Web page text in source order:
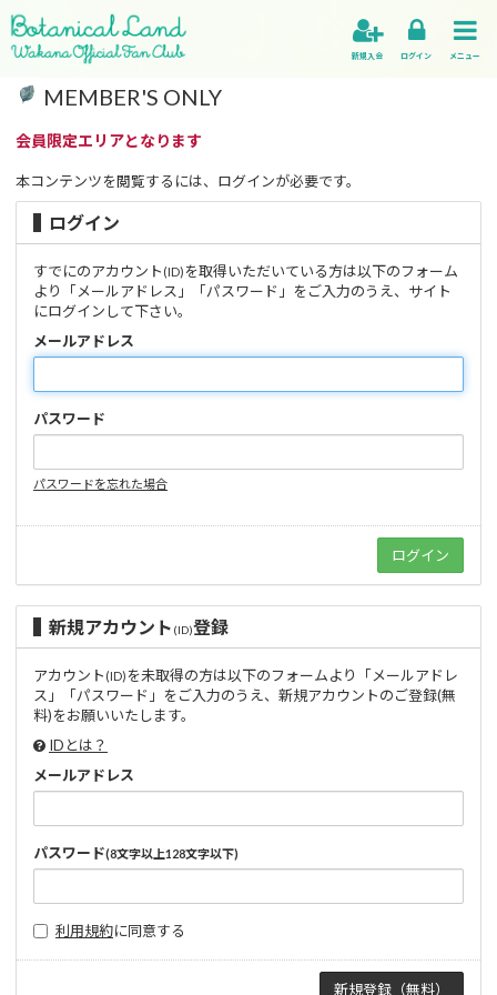
新規入会 ログイン メニュー
MEMBER'S ONLY
会員限定エリアとなります
本コンテンツを閲覧するには、ログインが必要です。
ログイン
すでにのアカウント (ID) を取得いただいている方は以下のフォーム
より「メールアドレス」「パスワード」をご入力のうえ、サイト
にログインして下さい。
メールアドレス
パスワード
パスワードを忘れた場合
新規アカウント (ID)登録
アカウント (ID) を未取得の方は以下のフォームより「メールアドレ
ス」「パスワード」をご入力のうえ、新規アカウントのご登録(無
料)をお願いいたします。
IDとは？
メールアドレス
パスワード(8文字以上128文字以下)
利用規約に同意する